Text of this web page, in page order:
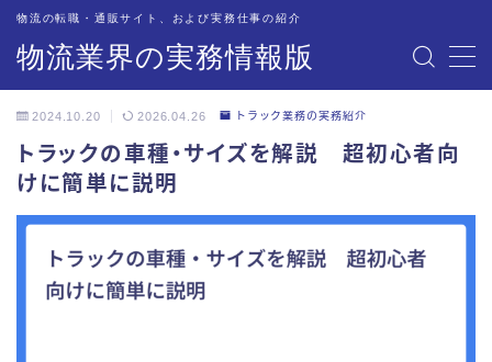
物流業界の実務情報版
物流の転職・通販サイト、および実務仕事の紹介
MENU
物流業界への転職サイトを紹介・解説
物流現場での道具・備品
2024.10.20 2026.04.26 トラック業務の実務紹介
トラックの車種・サイズを解説 超初心者向
けに簡単に説明